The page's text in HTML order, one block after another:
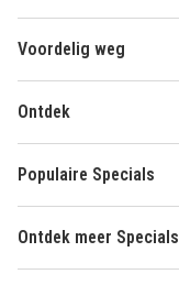
Voordelig weg
Ontdek
Populaire Specials
Ontdek meer Specials